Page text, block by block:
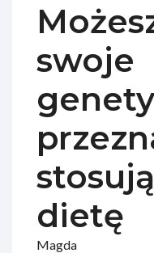
swoje
dietę
Magda